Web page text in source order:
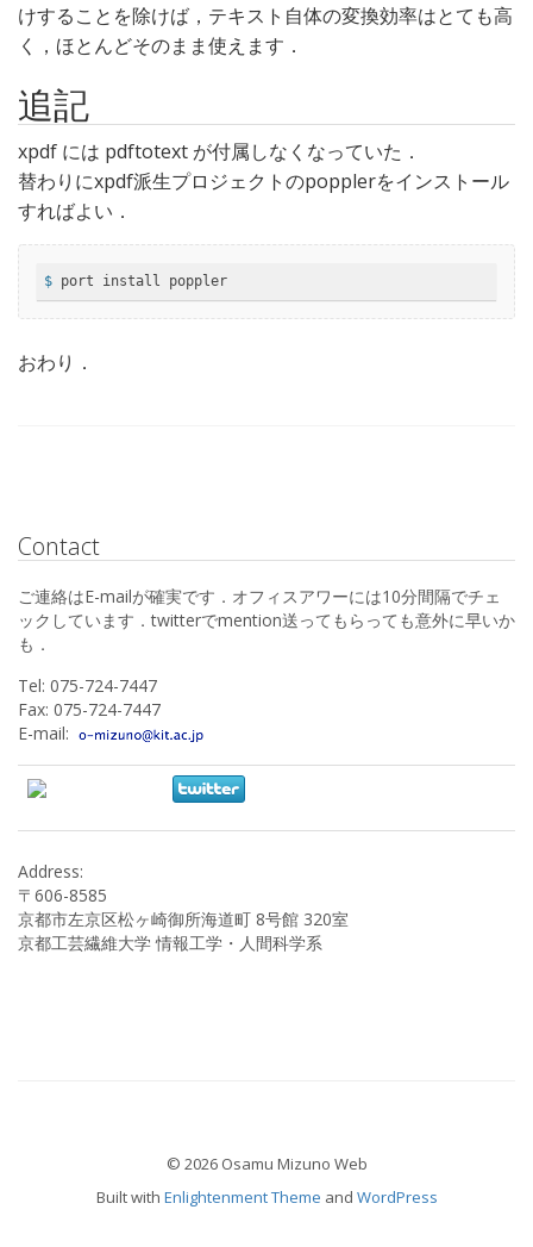
けすることを除けば，テキスト自体の変換効率はとても高
く，ほとんどそのまま使えます．
追記
xpdf には pdftotext が付属しなくなっていた．
替わりにxpdf派生プロジェクトのpopplerをインストール
すればよい．
$ port install poppler
おわり．
Contact
ご連絡はE-mailが確実です．オフィスアワーには10分間隔でチェ
ックしています．twitterでmention送ってもらっても意外に早いか
も．
Tel: 075-724-7447
Fax: 075-724-7447
E-mail:
Address:
〒606-8585
京都市左京区松ヶ崎御所海道町 8号館 320室
京都工芸繊維大学 情報工学・人間科学系
© 2026 Osamu Mizuno Web
Built with Enlightenment Theme and WordPress